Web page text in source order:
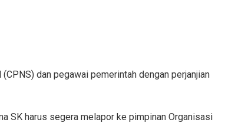
dan pegawai pemerintah dengan perjanjian
SK harus segera melapor ke pimpinan Organisasi